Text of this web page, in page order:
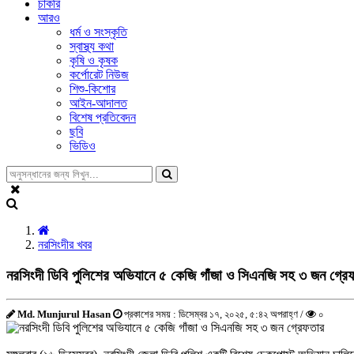
চাকরি
আরও
ধর্ম ও সংস্কৃতি
স্বাস্থ্য কথা
কৃষি ও কৃষক
কর্পোরেট নিউজ
শিশু-কিশোর
আইন-আদালত
বিশেষ প্রতিবেদন
ছবি
ভিডিও
নরসিংদীর খবর
নরসিংদী ডিবি পুলিশের অভিযানে ৫ কেজি গাঁজা ও সিএনজি সহ ৩ জন
Md. Munjurul Hasan প্রকাশের সময় : ডিসেম্বর ১৭, ২০২৫, ৫:৪২ অপরাহ্ণ / ০